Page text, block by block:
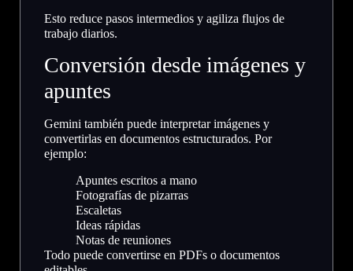
Esto reduce pasos intermedios y agiliza flujos de
trabajo diarios.
Conversión desde imágenes y
apuntes
Gemini también puede interpretar imágenes y
convertirlas en documentos estructurados. Por
ejemplo:
Apuntes escritos a mano
Fotografías de pizarras
Escaletas
Ideas rápidas
Notas de reuniones
Todo puede convertirse en PDFs o documentos